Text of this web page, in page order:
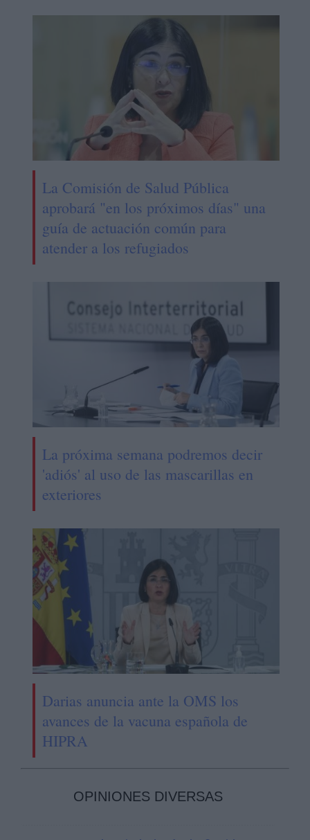
La Comisión de Salud Pública
aprobará "en los próximos días" una
guía de actuación común para
atender a los refugiados
La próxima semana podremos decir
'adiós' al uso de las mascarillas en
exteriores
Darias anuncia ante la OMS los
avances de la vacuna española de
HIPRA
OPINIONES DIVERSAS